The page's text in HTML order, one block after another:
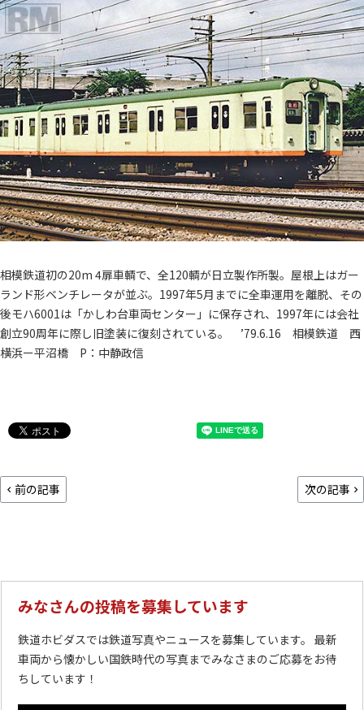
相模鉄道初の20m 4扉車輌で、全120輌が日立製作所製。屋根上はガー
ランド形ベンチレータが並ぶ。1997年5月までに全車運用を離脱、その
後モハ6001は「かしわ台車両センター」に保存され、1997年には会社
創立90周年に際し旧塗装に復刻されている。 ’79.6.16 相模鉄道 西
横浜ー平沼橋 P：中静政信
前の記事 次の記事
みなさんの投稿を募集しています
鉄道ホビダスでは鉄道写真やニュースを募集しています。 最新
車両から懐かしい国鉄時代の写真までみなさまのご応募をお待
ちしています！